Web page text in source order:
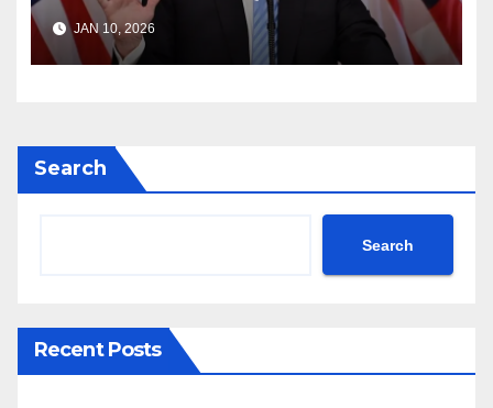
Iran Freedom Tehran Protest
Donald Trump Truth Social
post Khamenei ntc rttm
JAN 10, 2026
Search
Search
Recent Posts